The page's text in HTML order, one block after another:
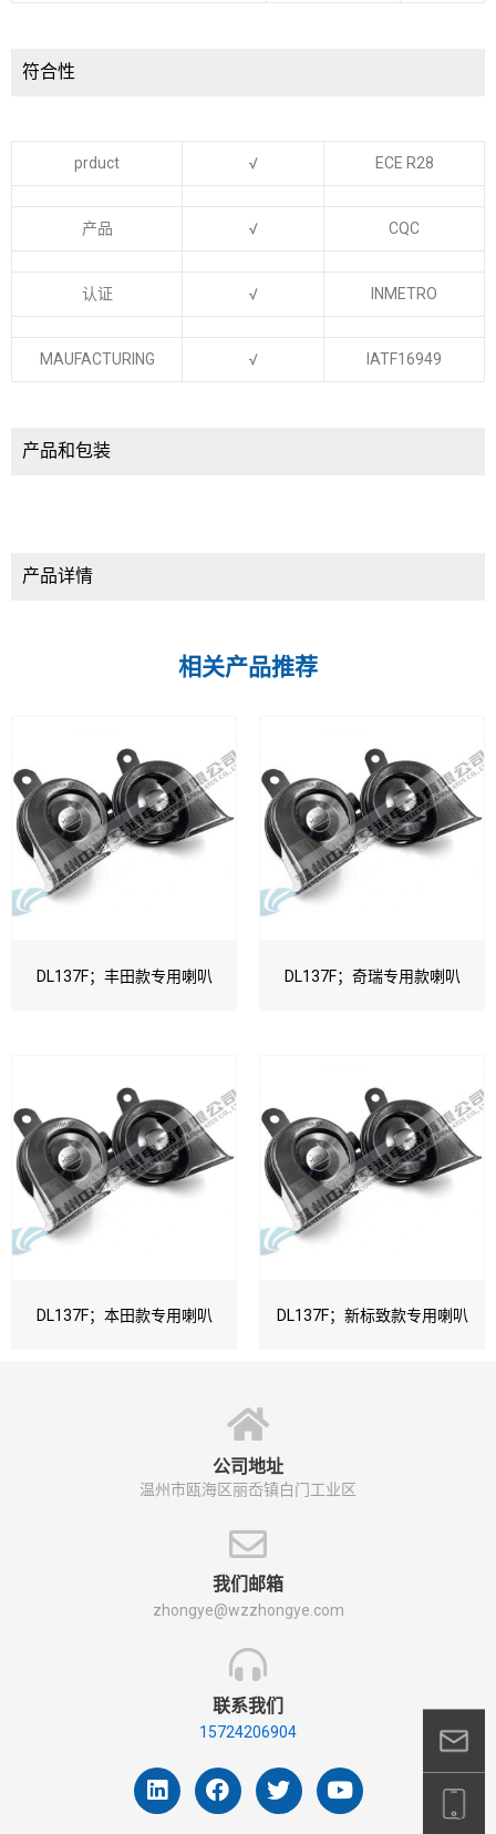
符合性
prduct √ ECE R28
产品 √ CQC
认证 √ INMETRO
MAUFACTURING √ IATF16949
产品和包装
产品详情
相关产品推荐
DL137F；丰田款专用喇叭 DL137F；奇瑞专用款喇叭
DL137F；本田款专用喇叭 DL137F；新标致款专用喇叭
公司地址
温州市瓯海区丽岙镇白门工业区
我们邮箱
zhongye@wzzhongye.com
联系我们
15724206904